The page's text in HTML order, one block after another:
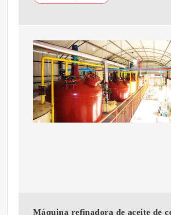
Máquina refinadora de aceite de